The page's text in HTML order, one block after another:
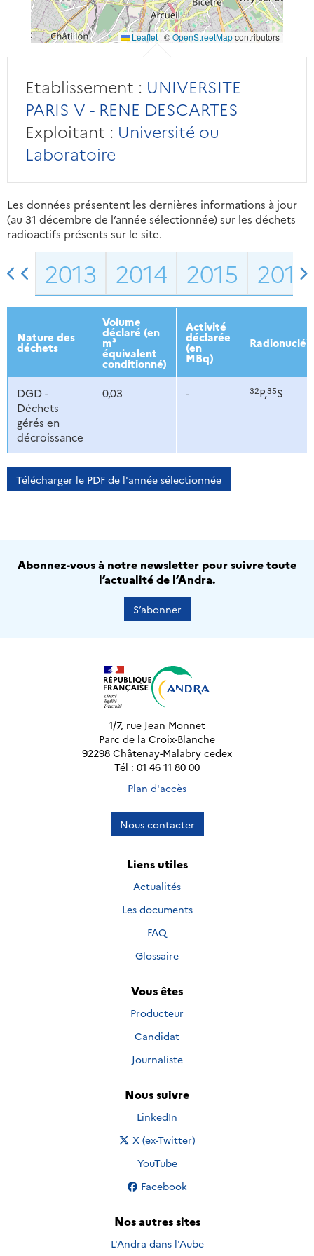
Leaflet | ©OpenStreetMapcontributors
Etablissement : UNIVERSITE
PARIS V - RENE DESCARTES
Exploitant : Université ou
Laboratoire
Les données présentent les dernières informations à jour
(au 31 décembre de l’année sélectionnée) sur les déchets
radioactifs présents sur le site.
2013 2014 2015 2016
Nature des
déchets
Volume
déclaré (en
m³
équivalent
conditionné)
Activité
déclarée
(en
MBq)
DGD -
Déchets
gérés en
décroissance
0,03 - 32P,35S
Télécharger le PDF de l'année sélectionnée
Abonnez-vous à notre newsletter pour suivre toute
l’actualité de l’Andra.
S’abonner
1/7, rue Jean Monnet
Parc de la Croix-Blanche
92298 Châtenay-Malabry cedex
Tél : 01 46 11 80 00
Plan d'accès
Nous contacter
Liens utiles
Actualités
Les documents
FAQ
Glossaire
Vous êtes
Producteur
Candidat
Journaliste
Nous suivre
Nous suivre sur
LinkedIn
Nous suivre sur
X (ex-Twitter)
Nous suivre sur
YouTube
Nous suivre sur
Facebook
Nos autres sites
L'Andra dans l'Aube